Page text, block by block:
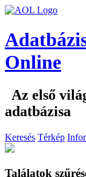
Online
Az első
adatbázisa
Keresés Térkép
Találatok